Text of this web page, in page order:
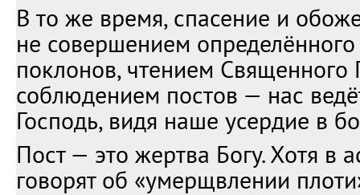
В то же время, спасение и
не совершением определённого
поклонов, чтением Священного
соблюдением постов — нас
Господь, видя наше усердие в
Пост — это жертва Богу. Хотя в
говорят об «умерщвлении